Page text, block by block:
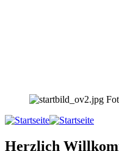
Herzlich